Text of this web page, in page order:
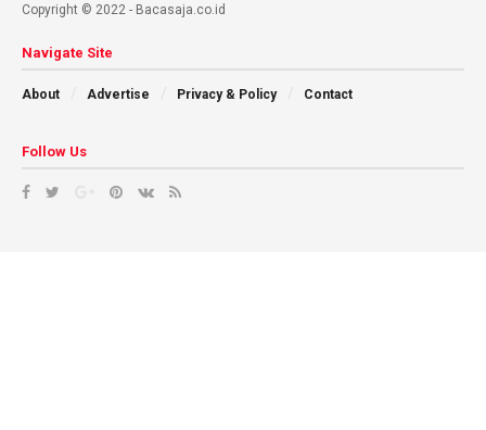
Copyright © 2022 - Bacasaja.co.id
Navigate Site
About Advertise Privacy & Policy Contact
Follow Us